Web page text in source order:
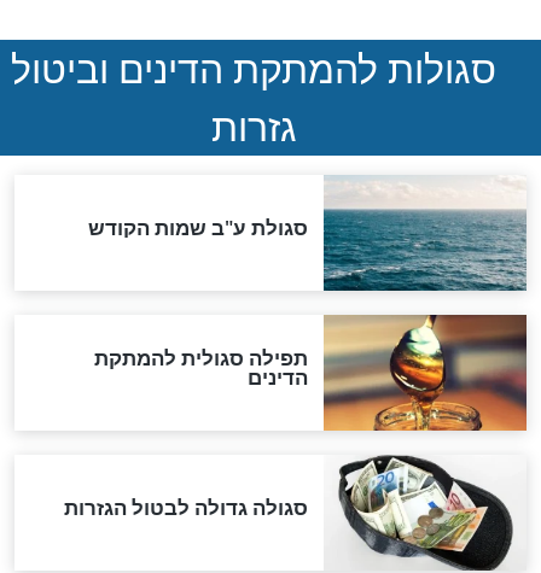
ואיראן: בלי שקיפות ועם הרבה
סימני שאלה
המסמך האבוד שנחשף
הנדיר של הרשב"ם התגלה
"מודה לקב"ה על כל השנים"